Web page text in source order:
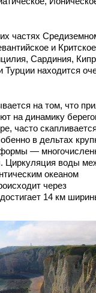
частях
и
Сардиния,
находится
на том, что
на динамику
часто
в дельтах
—
Циркуляция воды
океаном
через
14 км